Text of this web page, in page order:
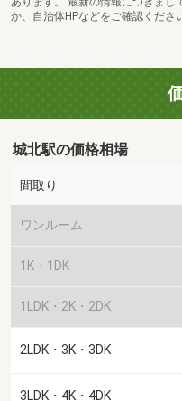
か、自治体HPなどをご確認くださ
城北駅の価格相場
間取り
ワンルーム
1K・1DK
1LDK・2K・2DK
2LDK・3K・3DK
3LDK・4K・4DK